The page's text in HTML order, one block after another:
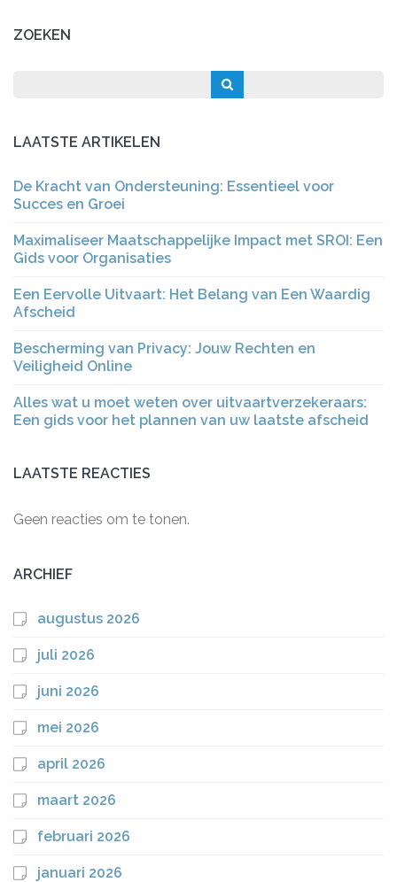
ZOEKEN
LAATSTE ARTIKELEN
De Kracht van Ondersteuning: Essentieel voor
Succes en Groei
Maximaliseer Maatschappelijke Impact met SROI: Een
Gids voor Organisaties
Een Eervolle Uitvaart: Het Belang van Een Waardig
Afscheid
Bescherming van Privacy: Jouw Rechten en
Veiligheid Online
Alles wat u moet weten over uitvaartverzekeraars:
Een gids voor het plannen van uw laatste afscheid
LAATSTE REACTIES
Geen reacties om te tonen.
ARCHIEF
augustus 2026
juli 2026
juni 2026
mei 2026
april 2026
maart 2026
februari 2026
januari 2026